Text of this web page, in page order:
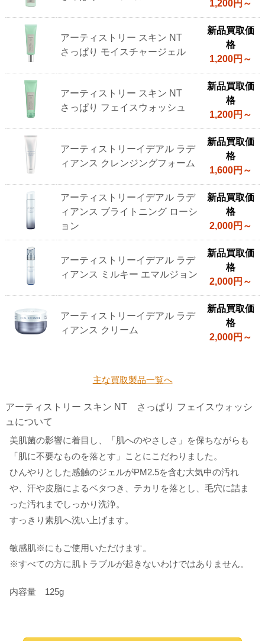
1,200円～
アーティストリー スキン NT
さっぱり モイスチャージェル
新品買取価
格
1,200円～
アーティストリー スキン NT
さっぱり フェイスウォッシュ
新品買取価
格
1,200円～
アーティストリーイデアル ラデ
ィアンス クレンジングフォーム
新品買取価
格
1,600円～
アーティストリーイデアル ラデ
ィアンス ブライトニング ローシ
ョン
新品買取価
格
2,000円～
アーティストリーイデアル ラデ
ィアンス ミルキー エマルジョン
新品買取価
格
2,000円～
アーティストリーイデアル ラデ
ィアンス クリーム
新品買取価
格
2,000円～
主な買取製品一覧へ
アーティストリー スキン NT さっぱり フェイスウォッシ
ュについて
美肌菌の影響に着目し、「肌へのやさしさ」を保ちながらも
「肌に不要なものを落とす」ことにこだわりました。
ひんやりとした感触のジェルがPM2.5を含む大気中の汚れ
や、汗や皮脂によるベタつき、テカリを落とし、毛穴に詰ま
った汚れまでしっかり洗浄。
すっきり素肌へ洗い上げます。
敏感肌※にもご使用いただけます。
※すべての方に肌トラブルが起きないわけではありません。
内容量 125g